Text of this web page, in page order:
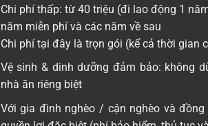
Chi phí thấp: từ 40 triệu (đi lao động 1
năm miễn phí và các năm về sau
Chi phí tại đây là trọn gói (kể cả thời gian
Vệ sinh & dinh dưỡng đảm bảo: không
nhà ăn riêng biệt
Với gia đình nghèo / cận nghèo và